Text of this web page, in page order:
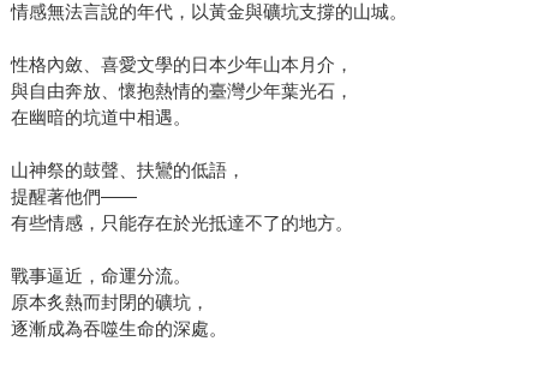
情感無法言說的年代，以黃金與礦坑支撐的山城。
性格內斂、喜愛文學的日本少年山本月介，
與自由奔放、懷抱熱情的臺灣少年葉光石，
在幽暗的坑道中相遇。
山神祭的鼓聲、扶鸞的低語，
提醒著他們——
有些情感，只能存在於光抵達不了的地方。
戰事逼近，命運分流。
原本炙熱而封閉的礦坑，
逐漸成為吞噬生命的深處。